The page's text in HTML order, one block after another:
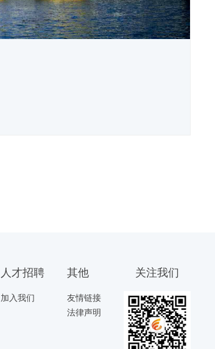
人才招聘
加入我们
其他
友情链接
法律声明
关注我们